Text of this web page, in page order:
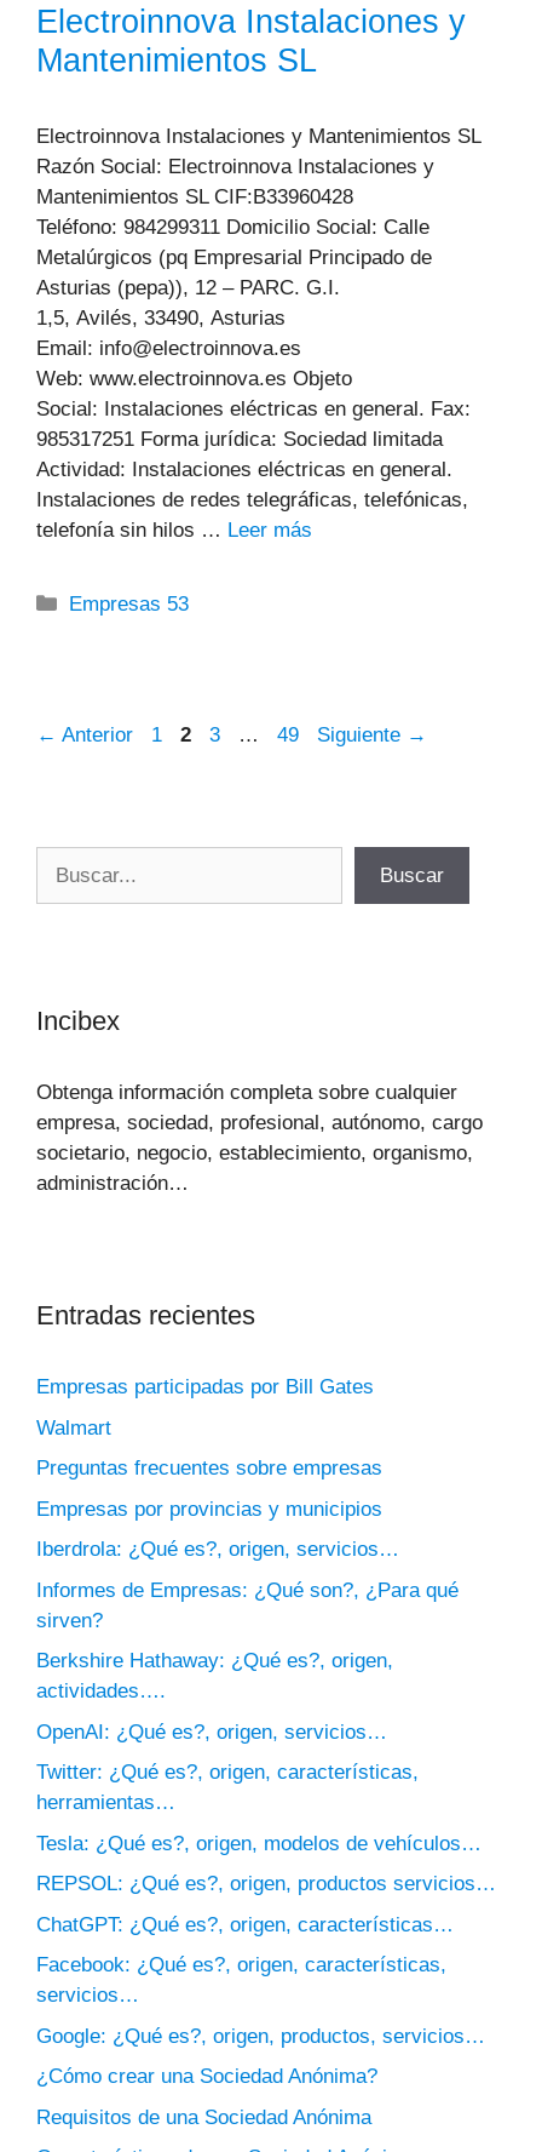
Electroinnova Instalaciones y
Mantenimientos SL
Electroinnova Instalaciones y Mantenimientos SL
Razón Social: Electroinnova Instalaciones y
Mantenimientos SL CIF:B33960428
Teléfono: 984299311 Domicilio Social: Calle
Metalúrgicos (pq Empresarial Principado de
Asturias (pepa)), 12 – PARC. G.I.
1,5, Avilés, 33490, Asturias
Email: info@electroinnova.es
Web: www.electroinnova.es Objeto
Social: Instalaciones eléctricas en general. Fax:
985317251 Forma jurídica: Sociedad limitada
Actividad: Instalaciones eléctricas en general.
Instalaciones de redes telegráficas, telefónicas,
telefonía sin hilos … Leer más
Categorías
Empresas 53
← Anterior Página
1 Página
2 Página
3 … Página
49 Siguiente →
Buscar
Incibex
Obtenga información completa sobre cualquier
empresa, sociedad, profesional, autónomo, cargo
societario, negocio, establecimiento, organismo,
administración…
Entradas recientes
Empresas participadas por Bill Gates
Walmart
Preguntas frecuentes sobre empresas
Empresas por provincias y municipios
Iberdrola: ¿Qué es?, origen, servicios…
Informes de Empresas: ¿Qué son?, ¿Para qué
sirven?
Berkshire Hathaway: ¿Qué es?, origen,
actividades….
OpenAI: ¿Qué es?, origen, servicios…
Twitter: ¿Qué es?, origen, características,
herramientas…
Tesla: ¿Qué es?, origen, modelos de vehículos…
REPSOL: ¿Qué es?, origen, productos servicios…
ChatGPT: ¿Qué es?, origen, características…
Facebook: ¿Qué es?, origen, características,
servicios…
Google: ¿Qué es?, origen, productos, servicios…
¿Cómo crear una Sociedad Anónima?
Requisitos de una Sociedad Anónima